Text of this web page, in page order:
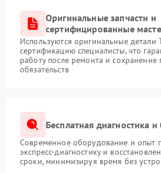
Оригинальные запчасти и
сертифицированные
Используются оригинальные
сертификацию специалисты, что
работу после ремонта и сохранение
обязательств
Бесплатная диагностика
Современное оборудование и опыт
экспресс-диагностику и
сроки, минимизируя время без